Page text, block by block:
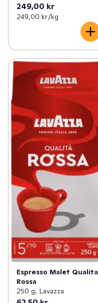
249,00 kr
249,00 kr /kg
Espresso Malet Qualita
Rossa
250 g, Lavazza